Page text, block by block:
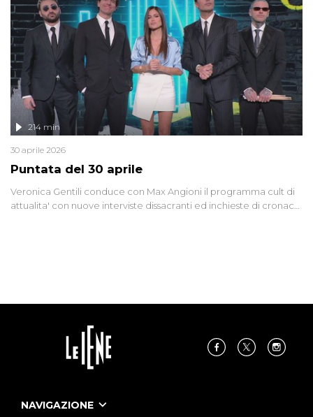
contesto globale rende impossibile considerarla un fenomeno
lontano.
Puntata del 30 aprile
214 min
30 aprile 2026
Veronica Gentili conduce con Max Angioni il programma cult di
attualita' con nuove interviste dissacranti ed inchieste di cronaca
NAVIGAZIONE